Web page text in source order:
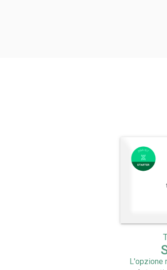
L'opzione